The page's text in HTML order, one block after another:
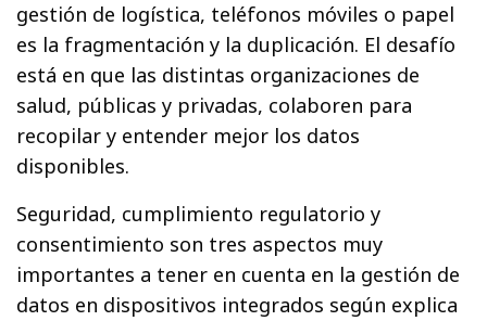
gestión de logística, teléfonos móviles o papel
es la fragmentación y la duplicación. El desafío
está en que las distintas organizaciones de
salud, públicas y privadas, colaboren para
recopilar y entender mejor los datos
disponibles.
Seguridad, cumplimiento regulatorio y
consentimiento son tres aspectos muy
importantes a tener en cuenta en la gestión de
datos en dispositivos integrados según explica